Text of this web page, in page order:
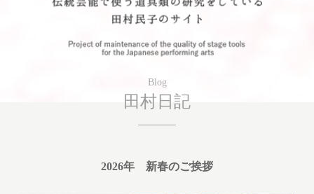
Blog
田村日記
2026年 新春のご挨拶